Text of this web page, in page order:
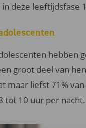
deze leeftijdsfase
hebben
groot deel van
maar liefst 71%
tot 10 uur per nacht.